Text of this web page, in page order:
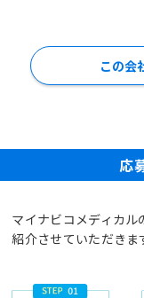
この会
応
マイナビコメディカ
紹介させていただきま